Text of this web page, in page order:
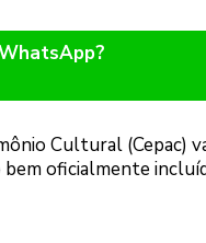
Cultural (Cepac)
oficialmente